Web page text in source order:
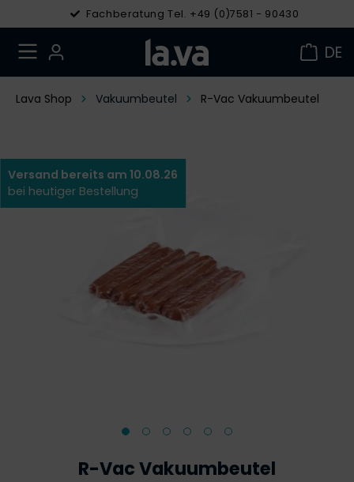
Fachberatung Tel. +49 (0)7581 - 90430
DE
Lava Shop Vakuumbeutel R-Vac Vakuumbeutel
Versand bereits am 10.08.26
bei heutiger Bestellung
R-Vac Vakuumbeutel